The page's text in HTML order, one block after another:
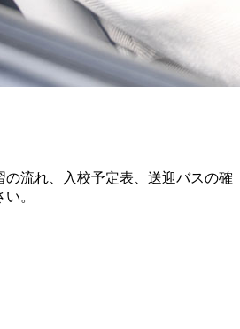
流れ、入校予定表、送迎バスの確
。